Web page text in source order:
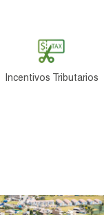
Incentivos Tributarios